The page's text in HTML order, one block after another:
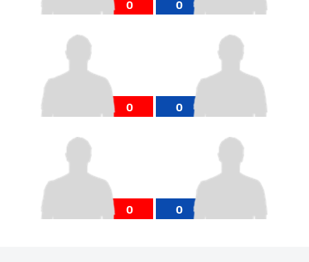
0 0
0 0
0 0